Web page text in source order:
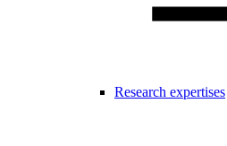
Research expertises